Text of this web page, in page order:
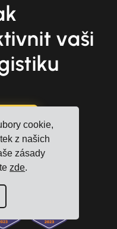
cookie,
z našich
zásady
zde.
vaši
konzultaci